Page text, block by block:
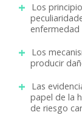
Los
enfermedad
Los
producir
Las
papel de la
de riesgo